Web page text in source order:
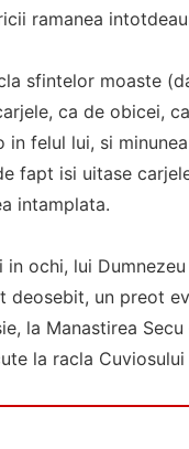
ramanea
sfintelor moaste
ca de obicei,
felul lui, si
fapt isi uitase
intamplata.
ochi, lui
deosebit, un preot
la Manastirea
la racla Cuviosului